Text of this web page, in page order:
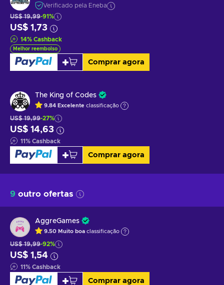
Verificado pela Eneba
US$ 19,99-91%
US$ 1,73
14% Cashback
Melhor reembolso
Comprar agora
The King of Codes
9.84 Excelente classificação
US$ 19,99-27%
US$ 14,63
11% Cashback
Comprar agora
9 outro ofertas
AggreGames
9.50 Muito boa classificação
US$ 19,99-92%
US$ 1,54
11% Cashback
Comprar agora